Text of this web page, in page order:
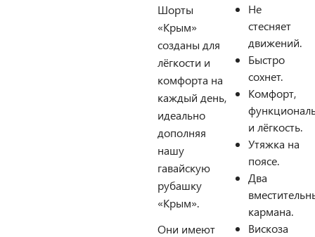
Шорты
«Крым»
созданы для
лёгкости и
комфорта на
каждый день,
идеально
дополняя
нашу
гавайскую
рубашку
«Крым».
Они имеют
Не
стесняет
движений.
Быстро
сохнет.
Комфорт,
и лёгкость.
Утяжка на
поясе.
Два
кармана.
Вискоза